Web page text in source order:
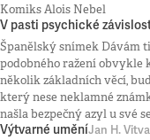
Komiks Alois Nebel
V pasti psychické
Španělský snímek Dávám
podobného ražení obvykle
několik základních věcí,
který nese neklamné
našla bezpečný azyl u své
Výtvarné uměníJan H.